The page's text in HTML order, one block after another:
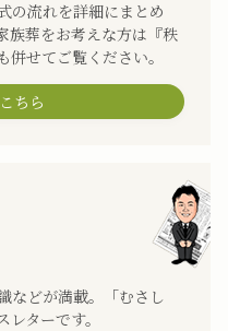
の流れを詳細にまとめ
族葬をお考えな方は『秩
せてご覧ください。
ちら
などが満載。「むさし
ターです。